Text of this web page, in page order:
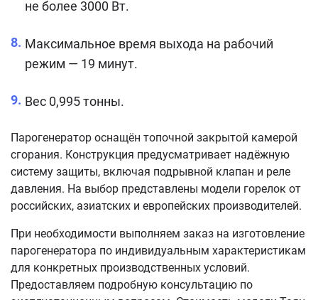
не более 3000 Вт.
Максимальное время выхода на рабочий
режим — 19 минут.
Вес 0,995 тонны.
Парогенератор оснащён топочной закрытой камерой
сгорания. Конструкция предусматривает надёжную
систему защиты, включая подрывной клапан и реле
давления. На выбор представлены модели горелок от
российских, азиатских и европейских производителей.
При необходимости выполняем заказ на изготовление
парогенератора по индивидуальным характеристикам
для конкретных производственных условий.
Предоставляем подробную консультацию по